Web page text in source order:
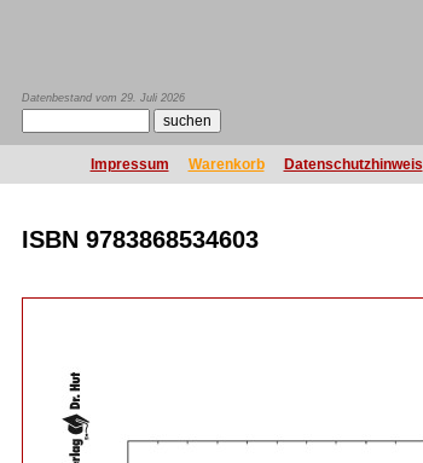
Datenbestand vom 29. Juli 2026
Impressum Warenkorb Datenschutzhinweis
ISBN 9783868534603